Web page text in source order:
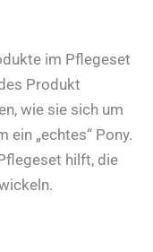
im Pflegeset
Produkt
wie sie sich um
ein „echtes“ Pony.
hilft, die